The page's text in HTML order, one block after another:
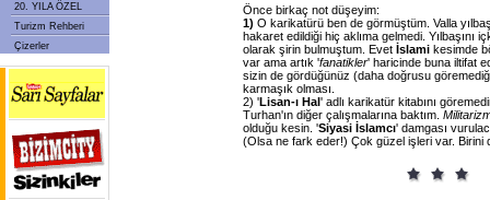
20. YILA ÖZEL
Turizm Rehberi
Çizerler
Önce birkaç not düşeyim:
1) O karikatürü ben de görmüştüm. Valla
hakaret edildiği hiç aklıma gelmedi. Yılbaşını
olarak şirin bulmuştum. Evet İslami kesimde
var ama artık 'fanatikler' haricinde buna iltifat
sizin de gördüğünüz (daha doğrusu
karmaşık olması.
2) 'Lisan-ı Hal ' adlı karikatür kitabını
Turhan'ın diğer çalışmalarına baktım.
olduğu kesin. 'Siyasi İslamcı' damgası
(Olsa ne fark eder!) Çok güzel işleri var. Birini